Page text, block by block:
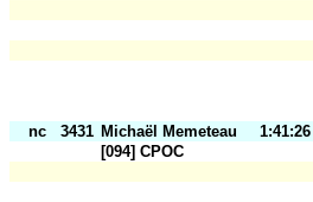
nc 3431 Michaël Memeteau 1:41:26
[094] CPOC